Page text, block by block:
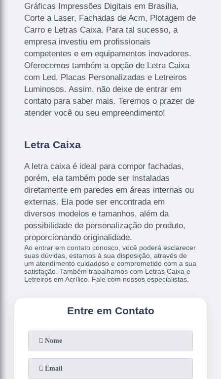
Gráficas Impressões Digitais em Brasília,
Corte a Laser, Fachadas de Acm, Plotagem de
Carro e Letras Caixa. Para tal sucesso, a
empresa investiu em profissionais
competentes e em equipamentos inovadores.
Oferecemos também a opção de Letra Caixa
com Led, Placas Personalizadas e Letreiros
Luminosos. Assim, não deixe de entrar em
contato para saber mais. Teremos o prazer de
atender você ou seu empreendimento!
Letra Caixa
A letra caixa é ideal para compor fachadas,
porém, ela também pode ser instaladas
diretamente em paredes em áreas internas ou
externas. Ela pode ser encontrada em
diversos modelos e tamanhos, além da
possibilidade de personalização do produto,
proporcionando originalidade.
Ao entrar em contato conosco, você poderá esclarecer
suas dúvidas, estamos à sua disposição, através de
um atendimento cuidadoso e comprometido com a sua
satisfação. Também trabalhamos com Letras Caixa e
Letreiros em Acrílico. Fale com nossos especialistas.
Entre em Contato